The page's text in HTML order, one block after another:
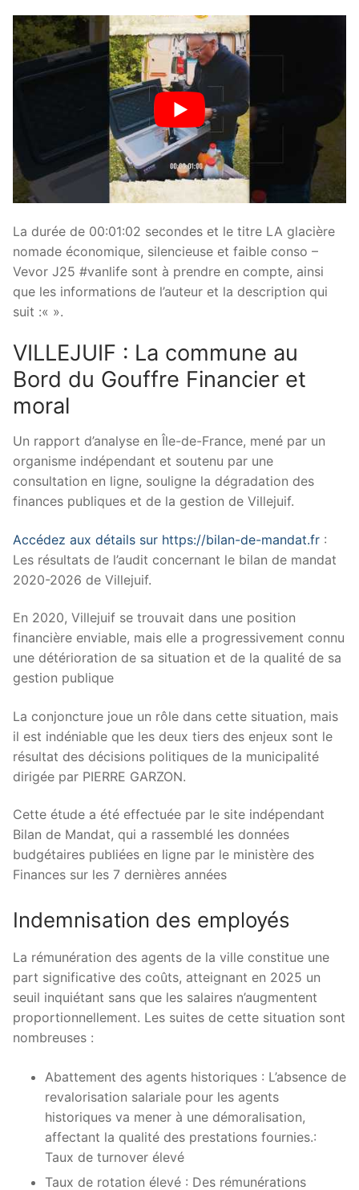
La durée de 00:01:02 secondes et le titre LA glacière
nomade économique, silencieuse et faible conso –
Vevor J25 #vanlife sont à prendre en compte, ainsi
que les informations de l’auteur et la description qui
suit :« ».
VILLEJUIF : La commune au
Bord du Gouffre Financier et
moral
Un rapport d’analyse en Île-de-France, mené par un
organisme indépendant et soutenu par une
consultation en ligne, souligne la dégradation des
finances publiques et de la gestion de Villejuif.
Accédez aux détails sur https://bilan-de-mandat.fr :
Les résultats de l’audit concernant le bilan de mandat
2020-2026 de Villejuif.
En 2020, Villejuif se trouvait dans une position
financière enviable, mais elle a progressivement connu
une détérioration de sa situation et de la qualité de sa
gestion publique
La conjoncture joue un rôle dans cette situation, mais
il est indéniable que les deux tiers des enjeux sont le
résultat des décisions politiques de la municipalité
dirigée par PIERRE GARZON.
Cette étude a été effectuée par le site indépendant
Bilan de Mandat, qui a rassemblé les données
budgétaires publiées en ligne par le ministère des
Finances sur les 7 dernières années
Indemnisation des employés
La rémunération des agents de la ville constitue une
part significative des coûts, atteignant en 2025 un
seuil inquiétant sans que les salaires n’augmentent
proportionnellement. Les suites de cette situation sont
nombreuses :
Abattement des agents historiques : L’absence de
revalorisation salariale pour les agents
historiques va mener à une démoralisation,
affectant la qualité des prestations fournies.:
Taux de turnover élevé
Taux de rotation élevé : Des rémunérations